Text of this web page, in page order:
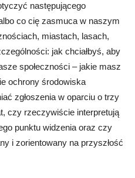
następującego
co cię zasmuca w naszym
miastach, lasach,
jak chciałbyś, aby
społeczności – jakie masz
ochrony środowiska
zgłoszenia w oparciu o trzy
czy rzeczywiście interpretują
punktu widzenia oraz czy
i zorientowany na przyszłość